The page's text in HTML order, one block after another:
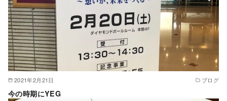
2021年2月21日 ブログ
今の時期にYEG